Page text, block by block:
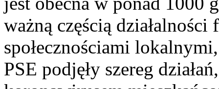
ważną częścią działalności
społecznościami
PSE podjęły szereg